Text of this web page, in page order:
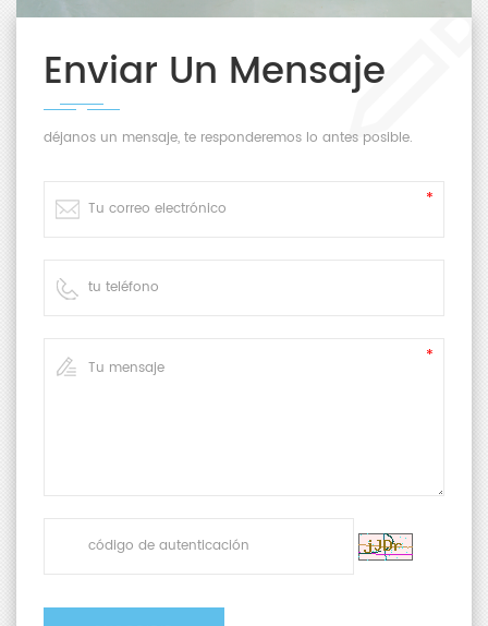
Enviar Un Mensaje
déjanos un mensaje, te responderemos lo antes posible.